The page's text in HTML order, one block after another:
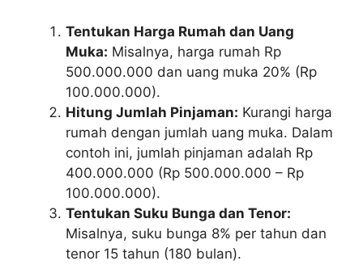
Tentukan Harga Rumah dan Uang
Muka: Misalnya, harga rumah Rp
500.000.000 dan uang muka 20% (Rp
100.000.000).
Hitung Jumlah Pinjaman: Kurangi harga
rumah dengan jumlah uang muka. Dalam
contoh ini, jumlah pinjaman adalah Rp
400.000.000 (Rp 500.000.000 – Rp
100.000.000).
Tentukan Suku Bunga dan Tenor:
Misalnya, suku bunga 8% per tahun dan
tenor 15 tahun (180 bulan).